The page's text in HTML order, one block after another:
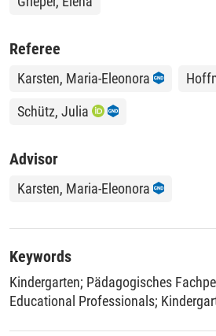
Referee
Karsten, Maria-Eleonora
Schütz, Julia
Advisor
Karsten, Maria-Eleonora
Keywords
Kindergarten; Pädagogisches
Educational Professionals;